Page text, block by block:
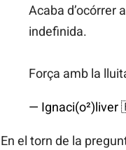
Acaba d’ocórrer
indefinida.
Força amb la
— Ignaci(o²)liver
En el torn de la